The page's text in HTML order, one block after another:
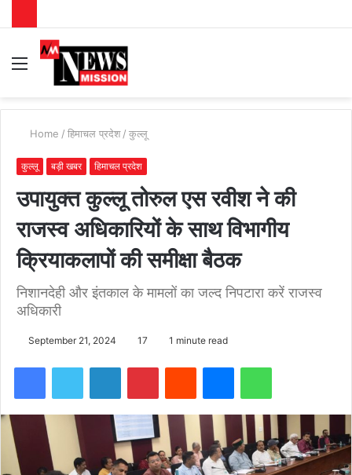
Menu
Home / हिमाचल प्रदेश / कुल्लू
कुल्लू बड़ी खबर हिमाचल प्रदेश
उपायुक्त कुल्लू तोरुल एस रवीश ने की
राजस्व अधिकारियों के साथ विभागीय
क्रियाकलापों की समीक्षा बैठक
निशानदेही और इंतकाल के मामलों का जल्द निपटारा करें राजस्व
अधिकारी
September 21, 2024 17 1 minute read